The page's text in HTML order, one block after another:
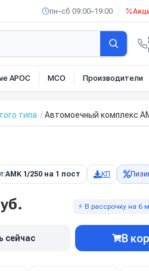
пн–сб 09:00–19:00
АРОС МСО Производители
типа Автомоечный комплекс
АМК 1/250 на 1 пост КП
⚡ В рассрочку на 6
сейчас В